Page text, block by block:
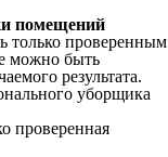
помещений
только проверенным
можно быть
результата.
уборщика
проверенная